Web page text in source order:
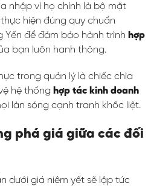
nhập vì họ chính là bộ mặt
hiện đúng quy chuẩn
Yến để đảm bảo hành trình hợp
bạn luôn hanh thông.
trong quản lý là chiếc chìa
hệ thống hợp tác kinh doanh
làn sóng cạnh tranh khốc liệt.
phá giá giữa các đối
dưới giá niêm yết sẽ lập tức